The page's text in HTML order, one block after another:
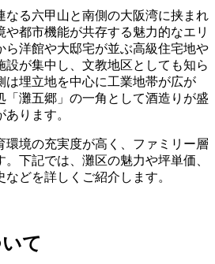
なる六甲山と南側の大阪湾に挟まれ
や都市機能が共存する魅力的なエリ
ら洋館や大邸宅が並ぶ高級住宅地や
設が集中し、文教地区としても知ら
は埋立地を中心に工業地帯が広が
「灘五郷」の一角として酒造りが盛
ります。
環境の充実度が高く、ファミリー層
下記では、灘区の魅力や坪単価、
どを詳しくご紹介します。
て